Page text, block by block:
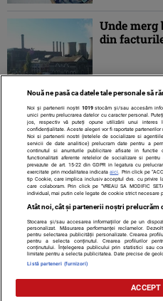
Unde merg
din
Contact Despre noi
Citarea se poate face în limita a 250
(site-uri, instituţii mass-media, firme
integral scrierile publicistice
Nouă ne pasă ca datele tale personale să
Noi și partenerii noștri 1019stocăm și/sau accesăm
unici pentru prelucrarea datelor cu caracter personal.
jos, respectiv vă puteți opune utilizării unui
confidențialitate. Aceste alegeri vor fi raportate partenerilor
Noi si partenerii nostri (retelele de socializare si
servicii de date analitice) prelucram date pentru a
continutul si anunturile publicitare afisate in
functionalitati aferente retelelor de socializare si
prevazute de art. 15-22 din GDPR in legatura cu
exercitate prin modalitatea indicataaici . Prin click pe
tip Cookie, care implica inclusiv acceptul dvs. cu privire
care colaboram. Prin click pe “VREAU SA MODIFIC
individual, mai putin cele legate de cookie strict necesare
Atât noi, cât și partenerii noștri prelucrăm
Stocarea și/sau accesarea informațiilor de pe un
personalizat. Măsurarea performanței reclamelor.
pentru selectarea publicității personalizate. Crearea
pentru a selecta conținutul. Crearea profilurilor
conținutului. Înțelegerea publicului prin statistici sau
limitate pentru a selecta publicitatea. Date precise de
Listă parteneri (furnizori)
ACCEPT